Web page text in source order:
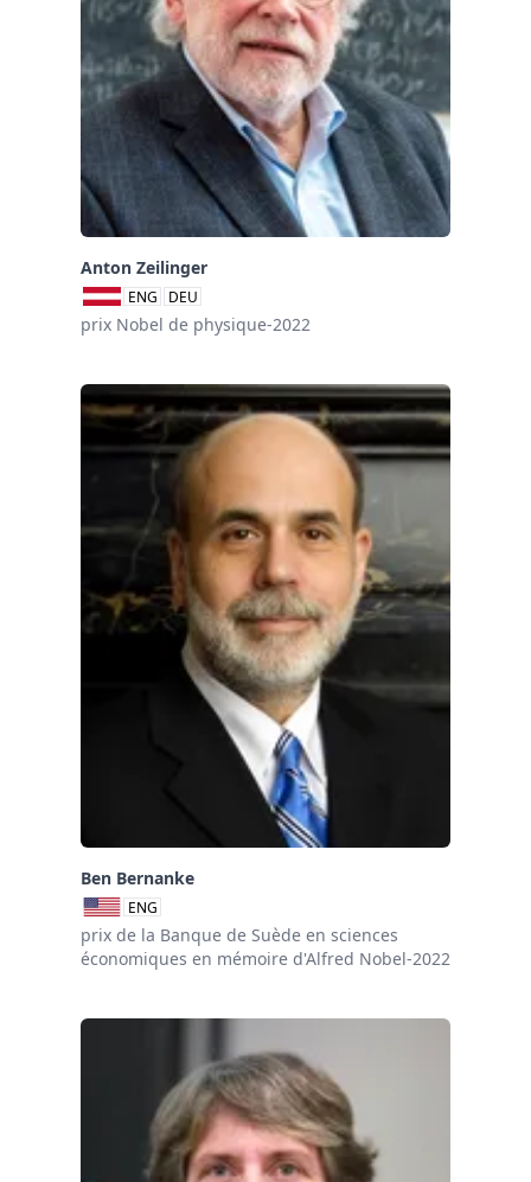
Anton Zeilinger
ENG DEU
prix Nobel de physique-2022
Ben Bernanke
ENG
prix de la Banque de Suède en sciences
économiques en mémoire d'Alfred Nobel-2022